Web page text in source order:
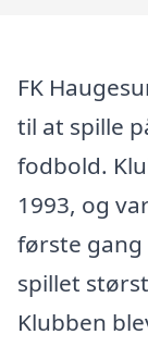
FK
til at spille
fodbold.
1993, og
første gang
spillet
Klubben